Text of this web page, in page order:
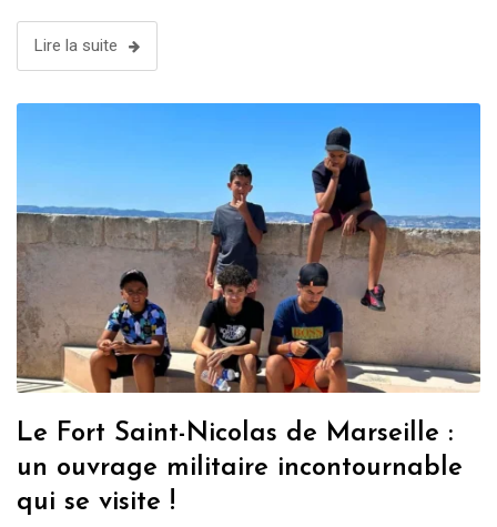
Lire la suite
Le Fort Saint-Nicolas de Marseille :
un ouvrage militaire incontournable
qui se visite !